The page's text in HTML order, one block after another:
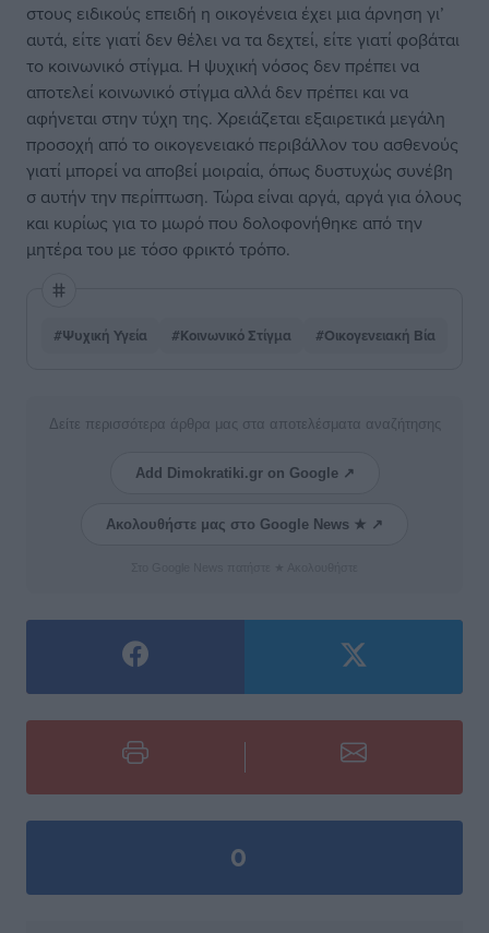
στους ειδικούς επειδή η οικογένεια έχει μια άρνηση γι’
αυτά, είτε γιατί δεν θέλει να τα δεχτεί, είτε γιατί φοβάται
το κοινωνικό στίγμα. Η ψυχική νόσος δεν πρέπει να
αποτελεί κοινωνικό στίγμα αλλά δεν πρέπει και να
αφήνεται στην τύχη της. Χρειάζεται εξαιρετικά μεγάλη
προσοχή από το οικογενειακό περιβάλλον του ασθενούς
γιατί μπορεί να αποβεί μοιραία, όπως δυστυχώς συνέβη
σ αυτήν την περίπτωση. Τώρα είναι αργά, αργά για όλους
και κυρίως για το μωρό που δολοφονήθηκε από την
μητέρα του με τόσο φρικτό τρόπο.
#Ψυχική Υγεία #Κοινωνικό Στίγμα #Οικογενειακή Βία
Δείτε περισσότερα άρθρα μας στα αποτελέσματα αναζήτησης
Add Dimokratiki.gr on Google ↗
Ακολουθήστε μας στο Google News ★ ↗
0